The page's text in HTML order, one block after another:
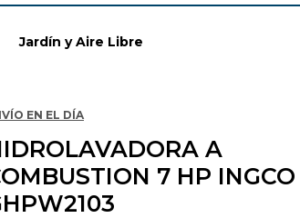
Jardín y Aire Libre
EN EL DÍA
A
7 HP INGCO